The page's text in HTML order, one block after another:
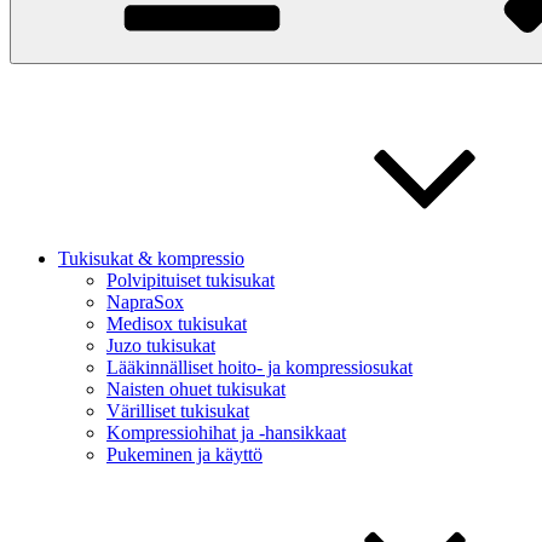
Tukisukat & kompressio
Polvipituiset tukisukat
NapraSox
Medisox tukisukat
Juzo tukisukat
Lääkinnälliset hoito- ja kompressiosukat
Naisten ohuet tukisukat
Värilliset tukisukat
Kompressiohihat ja -hansikkaat
Pukeminen ja käyttö